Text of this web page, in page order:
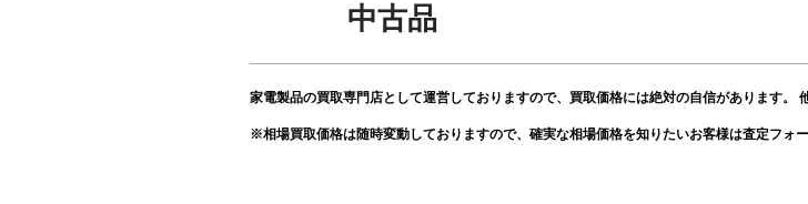
中古品
家電製品の買取専門店として運営しておりますので、買取価格には絶対の自信があります。
※相場買取価格は随時変動しておりますので、確実な相場価格を知りたいお客様は査定フォ